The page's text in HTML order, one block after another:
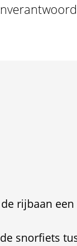
rijbaan een
snorfiets